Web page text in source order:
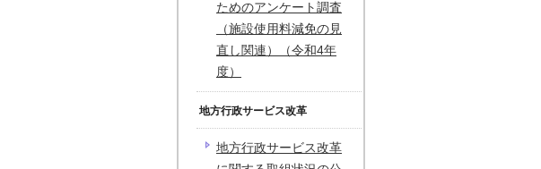
ためのアンケート調査
（施設使用料減免の見
直し関連）（令和4年
度）
地方行政サービス改革
地方行政サービス改革